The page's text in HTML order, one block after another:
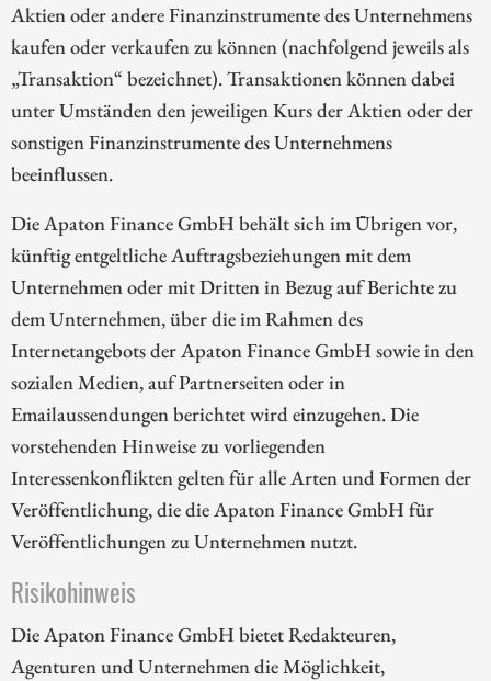
Aktien oder andere Finanzinstrumente des Unternehmens
kaufen oder verkaufen zu können (nachfolgend jeweils als
„Transaktion“ bezeichnet). Transaktionen können dabei
unter Umständen den jeweiligen Kurs der Aktien oder der
sonstigen Finanzinstrumente des Unternehmens
beeinflussen.
Die Apaton Finance GmbH behält sich im Übrigen vor,
künftig entgeltliche Auftragsbeziehungen mit dem
Unternehmen oder mit Dritten in Bezug auf Berichte zu
dem Unternehmen, über die im Rahmen des
Internetangebots der Apaton Finance GmbH sowie in den
sozialen Medien, auf Partnerseiten oder in
Emailaussendungen berichtet wird einzugehen. Die
vorstehenden Hinweise zu vorliegenden
Interessenkonflikten gelten für alle Arten und Formen der
Veröffentlichung, die die Apaton Finance GmbH für
Veröffentlichungen zu Unternehmen nutzt.
Risikohinweis
Die Apaton Finance GmbH bietet Redakteuren,
Agenturen und Unternehmen die Möglichkeit,